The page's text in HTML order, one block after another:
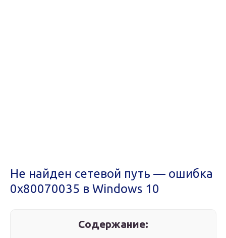
Не найден сетевой путь — ошибка
0x80070035 в Windows 10
Содержание: